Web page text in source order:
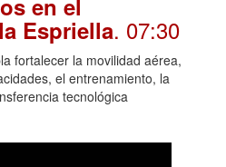
en el
Espriella. 07:30
fortalecer la movilidad aérea,
el entrenamiento, la
tecnológica